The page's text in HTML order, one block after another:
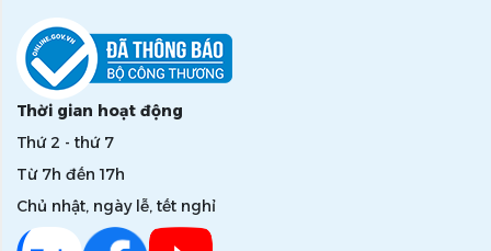
Thời gian hoạt động
Thứ 2 - thứ 7
Từ 7h đến 17h
Chủ nhật, ngày lễ, tết nghỉ